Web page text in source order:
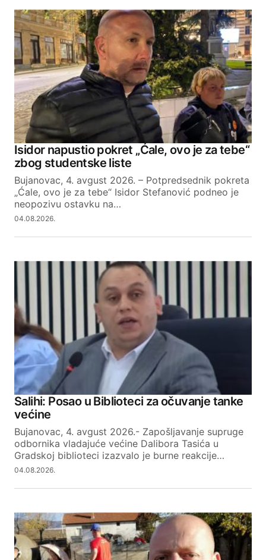
Isidor napustio pokret „Ćale, ovo je za tebe“
zbog studentske liste
Bujanovac, 4. avgust 2026. – Potpredsednik pokreta
„Ćale, ovo je za tebe“ Isidor Stefanović podneo je
neopozivu ostavku na…
04.08.2026.
Salihi: Posao u Biblioteci za očuvanje tanke
većine
Bujanovac, 4. avgust 2026.- Zapošljavanje supruge
odbornika vladajuće većine Dalibora Tasića u
Gradskoj biblioteci izazvalo je burne reakcije…
04.08.2026.